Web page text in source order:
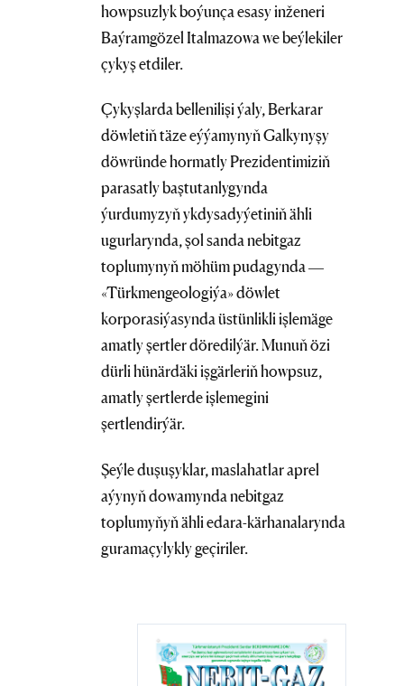
howpsuzlyk boýunça esasy inženeri
Baýramgözel Italmazowa we beýlekiler
çykyş etdiler.
Çykyşlarda bellenilişi ýaly, Berkarar
döwletiň täze eýýamynyň Galkynyşy
döwründe hormatly Prezidentimiziň
parasatly baştutanlygynda
ýurdumyzyň ykdysadyýetiniň ähli
ugurlarynda, şol sanda nebitgaz
toplumynyň möhüm pudagynda —
«Türkmengeologiýa» döwlet
korporasiýasynda üstünlikli işlemäge
amatly şertler döredilýär. Munuň özi
dürli hünärdäki işgärleriň howpsuz,
amatly şertlerde işlemegini
şertlendirýär.
Şeýle duşuşyklar, maslahatlar aprel
aýynyň dowamynda nebitgaz
toplumyňyň ähli edara-kärhanalarynda
guramaçylykly geçiriler.